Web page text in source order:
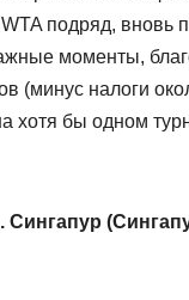
подряд, вновь
моменты,
(минус налоги
хотя бы одном
Сингапур